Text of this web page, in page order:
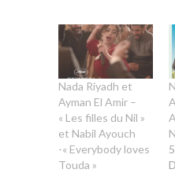
Nada Riyadh et
Ayman El Amir –
« Les filles du Nil »
et Nabil Ayouch
-« Everybody loves
Touda »